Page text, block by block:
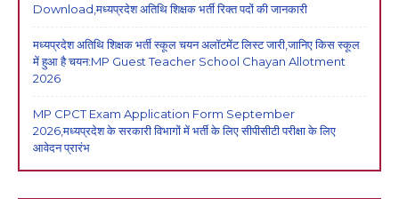
Download,मध्यप्रदेश अतिथि शिक्षक भर्ती रिक्त पदों की जानकारी
मध्यप्रदेश अतिथि शिक्षक भर्ती स्कूल चयन अलॉटमेंट लिस्ट जारी,जानिए किस स्कूल
में हुआ है चयन:MP Guest Teacher School Chayan Allotment
2026
MP CPCT Exam Application Form September
2026,मध्यप्रदेश के सरकारी विभागों में भर्ती के लिए सीपीसीटी परीक्षा के लिए
आवेदन प्रारंभ